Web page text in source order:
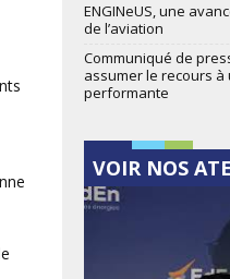
ENGINeUS, une
de l’aviation
Communiqué de
assumer le recours à
performante
VOIR NOS